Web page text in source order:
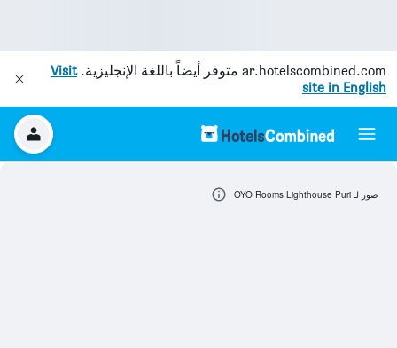
ar.hotelscombined.com متوفر أيضاً باللغة الإنجليزية.Visit
site in English
صور لـ OYO Rooms Lighthouse Puri